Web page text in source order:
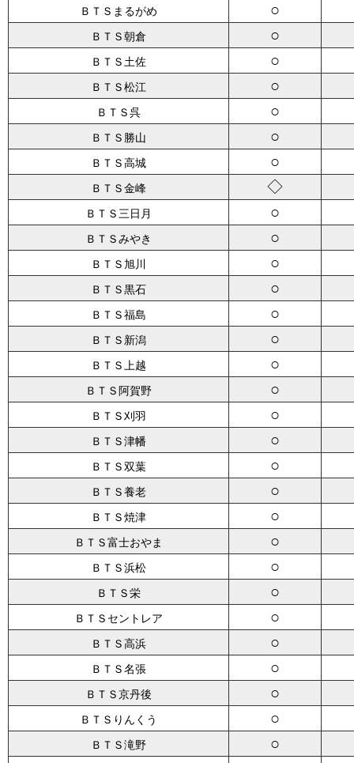
ＢＴＳまるがめ ○
ＢＴＳ朝倉 ○
ＢＴＳ土佐 ○
ＢＴＳ松江 ○
ＢＴＳ呉 ○
ＢＴＳ勝山 ○
ＢＴＳ高城 ○
ＢＴＳ金峰 ◇
ＢＴＳ三日月 ○
ＢＴＳみやき ○
ＢＴＳ旭川 ○
ＢＴＳ黒石 ○
ＢＴＳ福島 ○
ＢＴＳ新潟 ○
ＢＴＳ上越 ○
ＢＴＳ阿賀野 ○
ＢＴＳ刈羽 ○
ＢＴＳ津幡 ○
ＢＴＳ双葉 ○
ＢＴＳ養老 ○
ＢＴＳ焼津 ○
ＢＴＳ富士おやま ○
ＢＴＳ浜松 ○
ＢＴＳ栄 ○
ＢＴＳセントレア ○
ＢＴＳ高浜 ○
ＢＴＳ名張 ○
ＢＴＳ京丹後 ○
ＢＴＳりんくう ○
ＢＴＳ滝野
○